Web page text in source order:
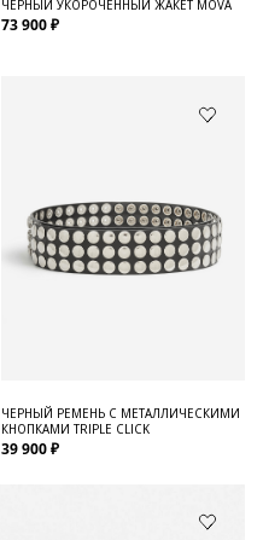
ЧЕРНЫЙ УКОРОЧЕННЫЙ ЖАКЕТ MOVA
73 900 ₽
ЧЕРНЫЙ РЕМЕНЬ С МЕТАЛЛИЧЕСКИМИ
КНОПКАМИ TRIPLE CLICK
39 900 ₽